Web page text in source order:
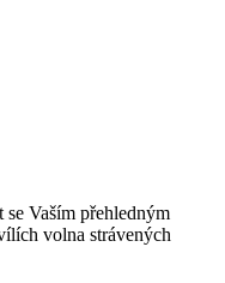
se Vaším přehledným
volna strávených